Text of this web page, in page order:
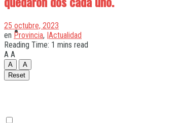
Quilmes
Varela
25 octubre, 2023
en Provincia, |Actualidad
Reading Time: 1 mins read
A A
A
A
Reset